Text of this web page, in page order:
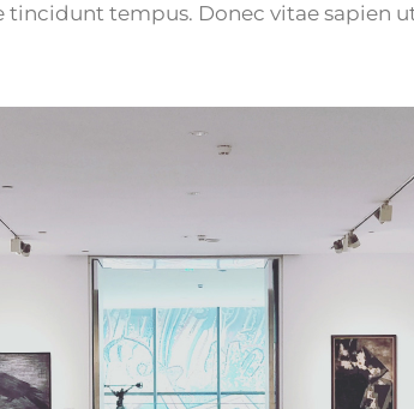
tincidunt tempus. Donec vitae sapien